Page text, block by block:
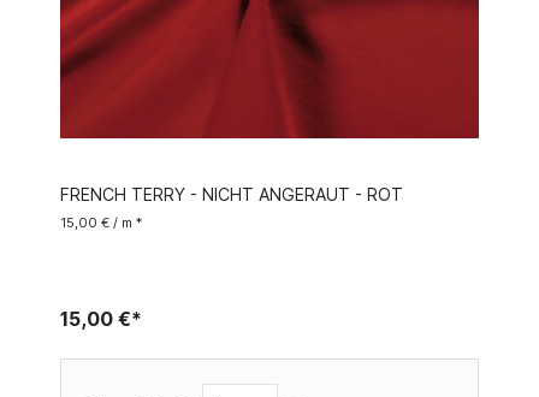
FRENCH TERRY - NICHT ANGERAUT - ROT
15,00 € / m *
15,00 €*